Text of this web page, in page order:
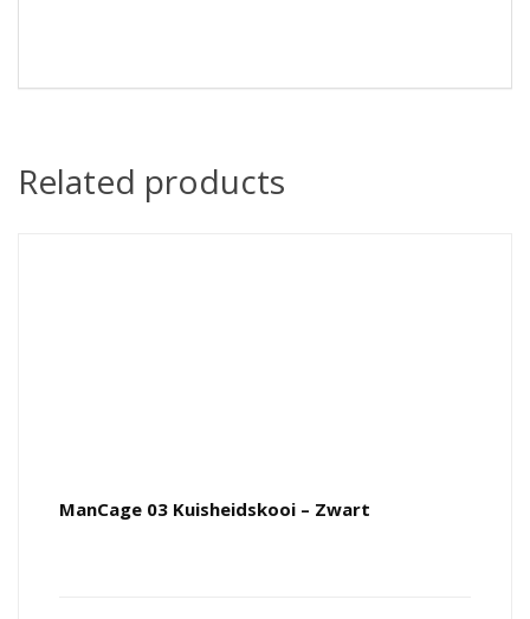
Related products
ManCage 03 Kuisheidskooi – Zwart